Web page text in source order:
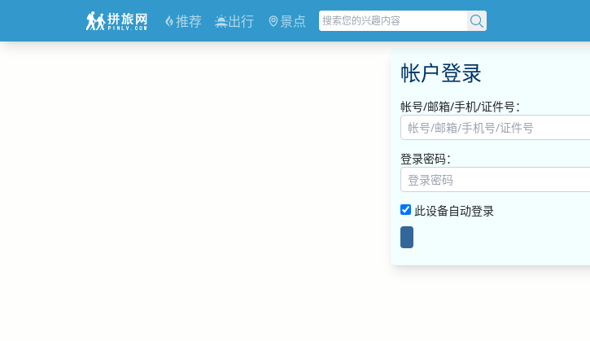
推荐 出行 景点
帐户登录
帐号/邮箱/手机/证件号：
登录密码：
此设备自动登录